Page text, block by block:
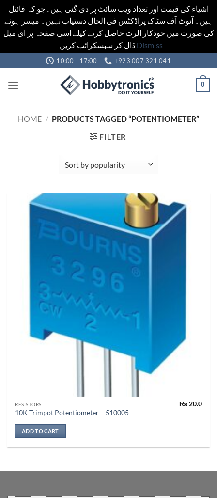
اشیاء کی قیمت اور تعداد ویب سائٹ پر دی گئی ہیں۔جو کہ فائنل
ہیں۔ آئوٹ آف سٹاک پراڈکٹس فی الحال دستیاب نہیں۔ میسر ہونے
کی صورت میں خودکار الرٹ حاصل کرنے کیلےَ اسی صفحہ پر ای میل
ڈال کر سبسکرائب کریں۔ Dismiss
to
content
10:00 - 17:00 +923 007 321 041
0
HOME / PRODUCTS TAGGED “POTENTIOMETER”
FILTER
RESISTORS
10K Trimpot Potentiometer – 510005
₨20.0
ADD TO CART